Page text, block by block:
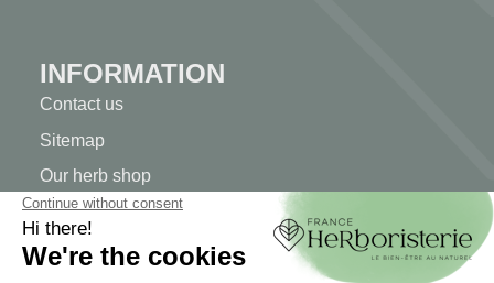
INFORMATION
Contact us
Sitemap
Our herb shop
Delivery
Secure payment